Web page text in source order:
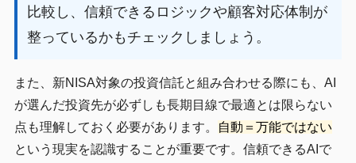
比較し、信頼できるロジックや顧客対応体制が
整っているかもチェックしましょう。
また、新NISA対象の投資信託と組み合わせる際にも、AI
が選んだ投資先が必ずしも長期目線で最適とは限らない
点も理解しておく必要があります。
自動＝万能ではない
という現実を認識することが重要です。信頼できるAIで